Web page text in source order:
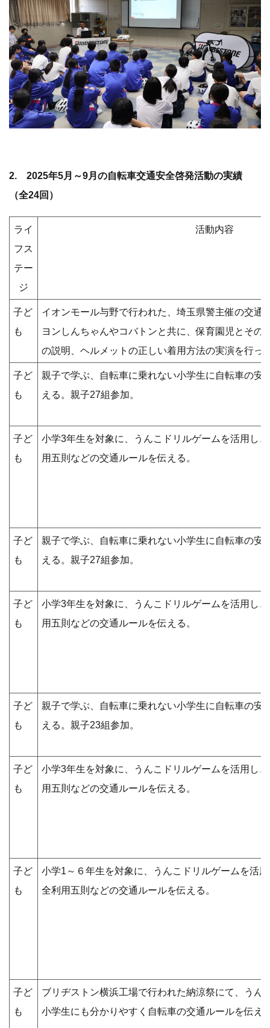
2. 2025年5月～9月の自転車交通安全啓発活動の実績
（全24回）
ライ
フス
テー
ジ
活動内容
子ど
も
イオンモール与野で行われた、埼玉県警主催の交通
ヨンしんちゃんやコバトンと共に、保育園児とその
の説明、ヘルメットの正しい着用方法の実演を行っ
子ど
も
親子で学ぶ、自転車に乗れない小学生に自転車の安
える。親子27組参加。
子ど
も
小学3年生を対象に、うんこドリルゲームを活用し
用五則などの交通ルールを伝える。
子ど
も
親子で学ぶ、自転車に乗れない小学生に自転車の安
える。親子27組参加。
子ど
も
小学3年生を対象に、うんこドリルゲームを活用し
用五則などの交通ルールを伝える。
子ど
も
親子で学ぶ、自転車に乗れない小学生に自転車の安
える。親子23組参加。
子ど
も
小学3年生を対象に、うんこドリルゲームを活用し
用五則などの交通ルールを伝える。
子ど
も
小学1～６年生を対象に、うんこドリルゲームを活
全利用五則などの交通ルールを伝える。
子ど
も
ブリヂストン横浜工場で行われた納涼祭にて、うん
小学生にも分かりやすく自転車の交通ルールを伝え